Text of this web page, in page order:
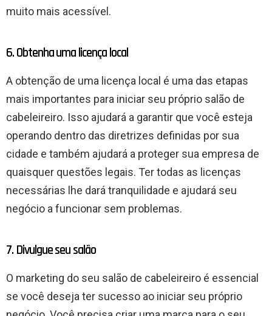
muito mais acessível.
6. Obtenha uma licença local
A obtenção de uma licença local é uma das etapas
mais importantes para iniciar seu próprio salão de
cabeleireiro. Isso ajudará a garantir que você esteja
operando dentro das diretrizes definidas por sua
cidade e também ajudará a proteger sua empresa de
quaisquer questões legais. Ter todas as licenças
necessárias lhe dará tranquilidade e ajudará seu
negócio a funcionar sem problemas.
7. Divulgue seu salão
O marketing do seu salão de cabeleireiro é essencial
se você deseja ter sucesso ao iniciar seu próprio